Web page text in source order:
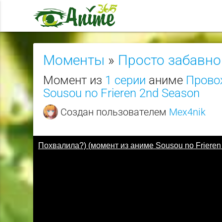
Моменты » Просто забавно
Момент из 1 серии аниме
Sousou no Frieren 2nd Season
Создан пользователем Mex4nik